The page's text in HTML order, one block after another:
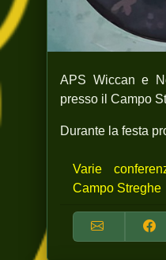
APS Wiccan e
presso il Campo
Durante la festa
Varie
Campo Streghe